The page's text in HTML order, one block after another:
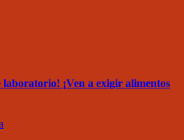
laboratorio! ¡Ven a exigir alimentos